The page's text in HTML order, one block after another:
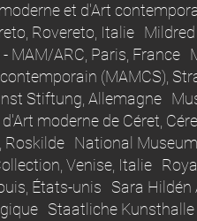
et d'Art
Rovereto, Italie
MAM/ARC, Paris, France
(MAMCS),
Stiftung, Allemagne
moderne de Céret,
Roskilde National
Venise, Italie
États-unis Sara Hildén
Staatliche Kunsthalle